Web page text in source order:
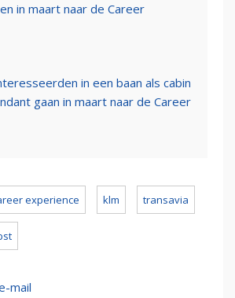
in maart naar de Career
in een baan als cabin
gaan in maart naar de Career
experience klm transavia
mail